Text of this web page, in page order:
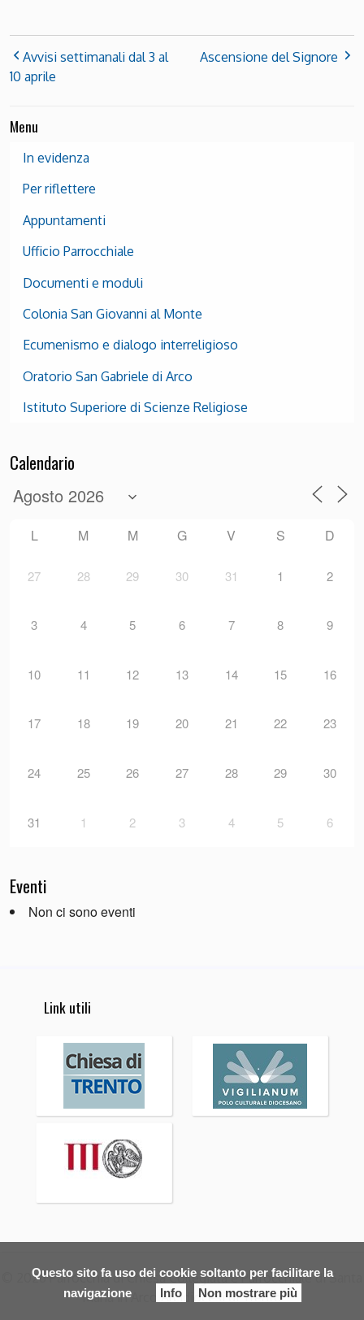
Questo sito fa uso dei cookie soltanto per facilitare la
navigazione
Info Non mostrare più
Avvisi settimanali dal 3 al
10 aprile
Ascensione del Signore
Menu
In evidenza
Per riflettere
Appuntamenti
Ufficio Parrocchiale
Documenti e moduli
Colonia San Giovanni al Monte
Ecumenismo e dialogo interreligioso
Oratorio San Gabriele di Arco
Istituto Superiore di Scienze Religiose
Calendario
L M M G V S D
27 28 29 30 31 1 2
3 4 5 6 7 8 9
10 11 12 13 14 15 16
17 18 19 20 21 22 23
24 25 26 27 28 29 30
31 1 2 3 4 5 6
Eventi
Non ci sono eventi
Link utili
© 2026 Parrocchia di Chiesa Collegiata e Parrocchiale di Santa
Maria in Arco Arcidiocesi di Trento